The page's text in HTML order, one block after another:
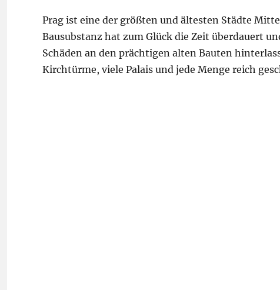
Prag ist eine der größten und ältesten Städte
Bausubstanz hat zum Glück die Zeit überdauert
Schäden an den prächtigen alten Bauten
Kirchtürme, viele Palais und jede Menge reich